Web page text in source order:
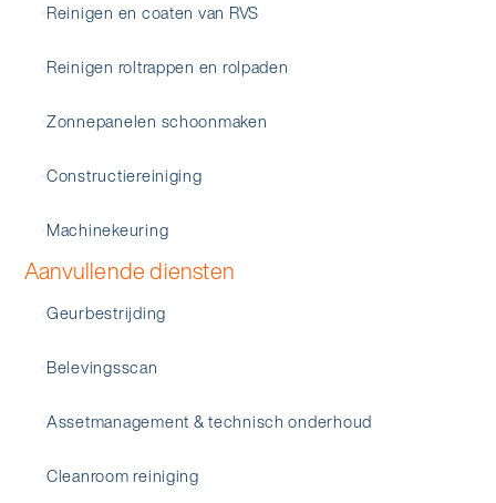
Reinigen en coaten van RVS
Reinigen roltrappen en rolpaden
Zonnepanelen schoonmaken
Constructiereiniging
Machinekeuring
Aanvullende diensten
Geurbestrijding
Belevingsscan
Assetmanagement & technisch onderhoud
Cleanroom reiniging